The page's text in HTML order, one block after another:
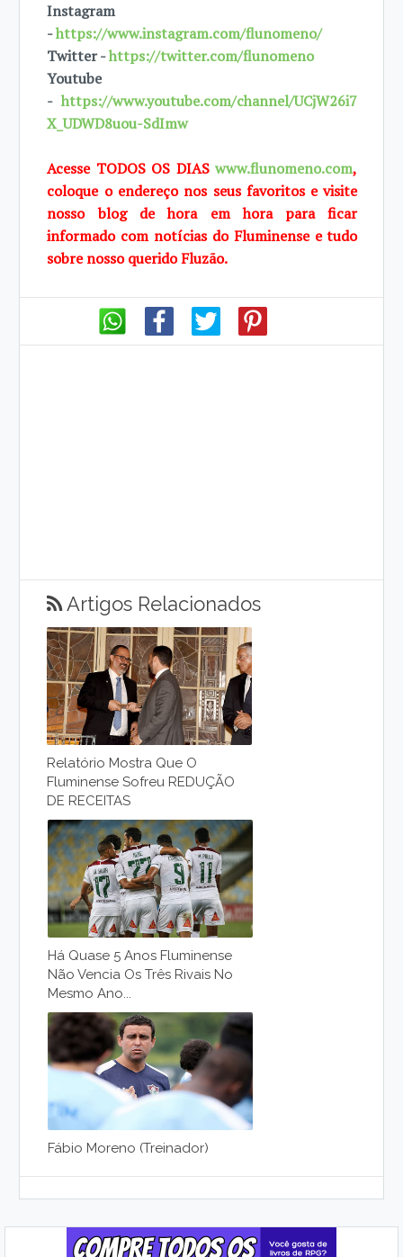
Instagram
-https://www.instagram.com/flunomeno/
Twitter -https://twitter.com/flunomeno
Youtube
-https://www.youtube.com/channel/UCjW26i7
X_UDWD8uou-SdImw
Acesse TODOS OS DIASwww.flunomeno.com,
coloque o endereço nos seus favoritos e visite
nosso blog de hora em hora para ficar
informado com notícias do Fluminense e tudo
sobre nosso querido Fluzão.
Artigos Relacionados
Relatório Mostra Que O
Fluminense Sofreu REDUÇÃO
DE RECEITAS
Há Quase 5 Anos Fluminense
Não Vencia Os Três Rivais No
Mesmo Ano...
Fábio Moreno (Treinador)